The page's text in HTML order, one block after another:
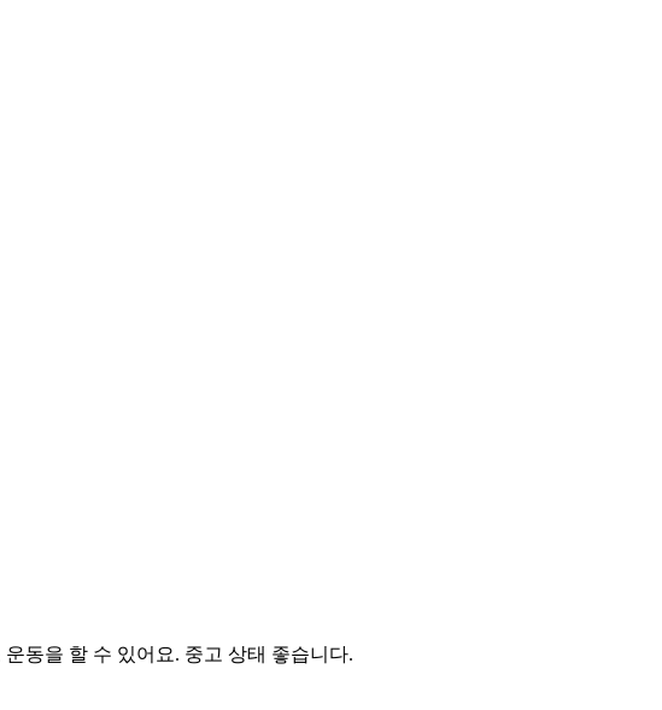
동을 할 수 있어요. 중고 상태 좋습니다.